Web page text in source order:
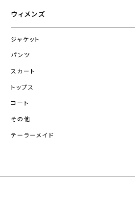
ウィメンズ
ジャケット
パンツ
スカート
トップス
コート
その他
テーラーメイド